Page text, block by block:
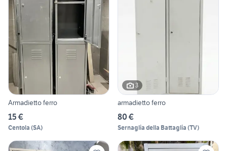
Armadietto ferro
15 €
Centola (SA)
3
armadietto ferro
80 €
Sernaglia della Battaglia (TV)